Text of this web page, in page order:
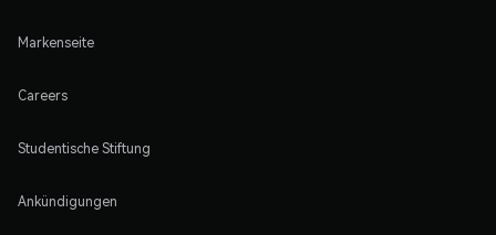
Markenseite
Careers
Studentische Stiftung
Ankündigungen